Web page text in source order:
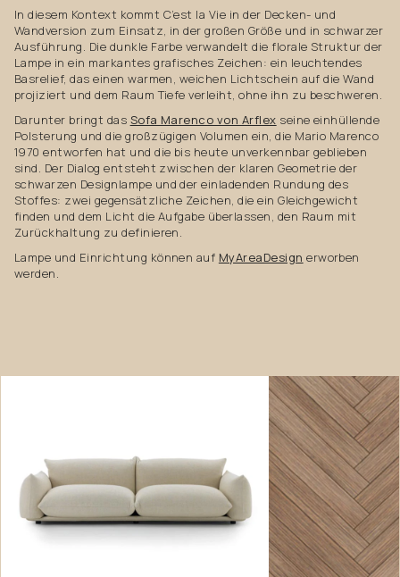
In diesem Kontext kommt C’est la Vie in der Decken- und
Wandversion zum Einsatz, in der großen Größe und in schwarzer
Ausführung. Die dunkle Farbe verwandelt die florale Struktur der
Lampe in ein markantes grafisches Zeichen: ein leuchtendes
Basrelief, das einen warmen, weichen Lichtschein auf die Wand
projiziert und dem Raum Tiefe verleiht, ohne ihn zu beschweren.
Darunter bringt das Sofa Marenco von Arflex seine einhüllende
Polsterung und die großzügigen Volumen ein, die Mario Marenco
1970 entworfen hat und die bis heute unverkennbar geblieben
sind. Der Dialog entsteht zwischen der klaren Geometrie der
schwarzen Designlampe und der einladenden Rundung des
Stoffes: zwei gegensätzliche Zeichen, die ein Gleichgewicht
finden und dem Licht die Aufgabe überlassen, den Raum mit
Zurückhaltung zu definieren.
Lampe und Einrichtung können auf MyAreaDesign erworben
werden.